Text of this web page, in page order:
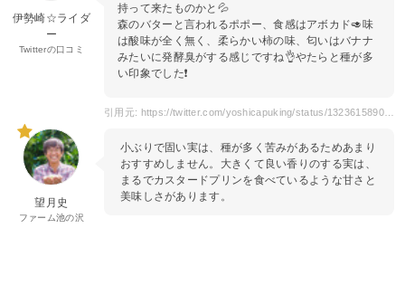
伊勢崎☆ライダ
ー
Twitterの口コミ
持って来たものかと💦
森のバターと言われるポポー、食感はアボカド🥑味
は酸味が全く無く、柔らかい柿の味、匂いはバナナ
みたいに発酵臭がする感じですね👌やたらと種が多
い印象でした❗
引用元: https://twitter.com/yoshicapuking/status/1323615890055729153?ref_src=twsrc%5Etfw
望月史
ファーム池の沢
小ぶりで固い実は、種が多く苦みがあるためあまり
おすすめしません。大きくて良い香りのする実は、
まるでカスタードプリンを食べているような甘さと
美味しさがあります。